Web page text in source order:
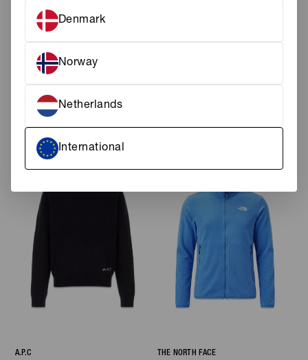
Denmark
Norway
Netherlands
International
OAMC PEACEMAKER
BUCKET HAT
270 DKK
3.500 DKK
A.P.C
THE NORTH FACE